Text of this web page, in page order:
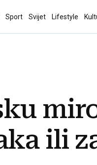
Sport Svijet Lifestyle
ili